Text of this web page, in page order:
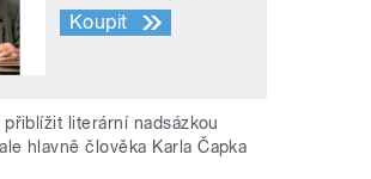
Koupit
literární nadsázkou
hlavně člověka Karla Čapka